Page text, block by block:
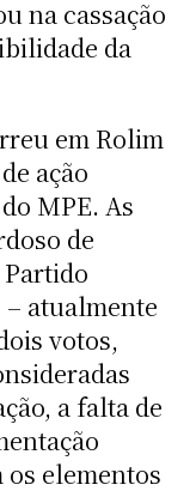
na cassação
da
em Rolim
ação
MPE. As
de
atualmente
votos,
a falta de
elementos